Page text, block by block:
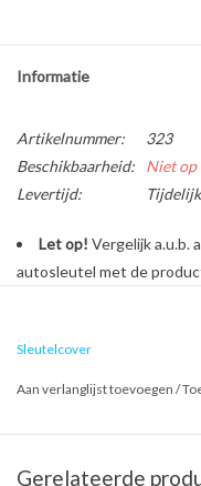
Informatie
Artikelnummer:
323
Beschikbaarheid:
Niet op
Levertijd:
Let op! Vergelijk a.u.b.
autosleutel met de
Sleutelcover
Aan verlanglijst toevoegen /
Gerelateerde